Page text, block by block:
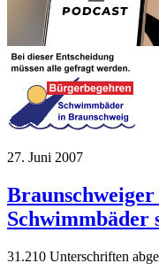
27. Juni 2007
Schwimmbäder
31.210 Unterschriften